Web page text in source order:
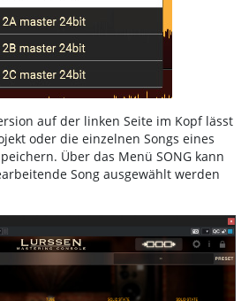
auf der linken Seite im Kopf lässt
oder die einzelnen Songs eines
Über das Menü SONG kann
Song ausgewählt werden